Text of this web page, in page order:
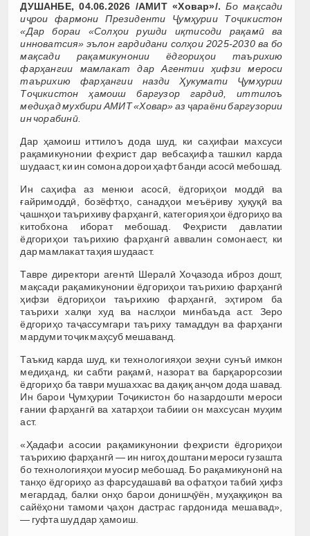
ДУШАНБЕ, 04.06.2026 /АМИТ «Ховар»/. Бо мақсади
иҷрои фармони Президенти Ҷумҳурии Тоҷикистон
«Дар бораи «Солҳои рушди иқтисоди рақамӣ ва
инноватсия» эълон гардидани солҳои 2025-2030 ва бо
мақсади рақамикунонии ёдгориҳои таърихию
фарҳангии мамлакат дар Агентии ҳифзи мероси
таърихию фарҳангии назди Ҳукумати Ҷумҳурии
Тоҷикистон ҳамоиш баргузор гардид, иттилоъ
медиҳад мухбири АМИТ «Ховар» аз ҷараёни баргузории
ин чорабинӣ.
Дар ҳамоиш иттилоъ дода шуд, ки саҳифаи махсуси
рақамикунонии феҳрист дар вебсаҳифа ташкил карда
шудааст, ки ин сомона дорои ҳафт банди асосӣ мебошад.
Ин саҳифа аз менюи асосӣ, ёдгориҳои моддӣ ва
ғайримоддӣ, бозёфтҳо, санадҳои меъёриву ҳуқуқӣ ва
ҷашнҳои таърихиву фарҳангӣ, категорияҳои ёдгориҳо ва
китобхона иборат мебошад. Феҳристи давлатии
ёдгориҳои таърихию фарҳангӣ аввалин сомонаест, ки
дар мамлакат таҳия шудааст.
Тавре директори агентӣ Шералӣ Хоҷазода иброз дошт,
мақсади рақамикунонии ёдгориҳои таърихию фарҳангӣ
ҳифзи ёдгориҳои таърихию фарҳангӣ, эҳтиром ба
таърихи халқи худ ва наслҳои минбаъда аст. Зеро
ёдгориҳо таҷассумгари таъриху тамаддун ва фарҳанги
мардуми тоҷик маҳсуб мешаванд.
Таъкид карда шуд, ки технологияҳои зеҳни сунъӣ имкон
медиҳанд, ки сабти рақамӣ, назорат ва барқарорсозии
ёдгориҳо ба таври мушаххас ва дақиқ анҷом дода шавад.
Ин барои Ҷумҳурии Тоҷикистон бо назардошти мероси
ғании фарҳангӣ ва хатарҳои табиии он махсусан муҳим
аст.
«Ҳадафи асосии рақамикунонии феҳристи ёдгориҳои
таърихию фарҳангӣ — ин нигоҳ доштани мероси гузашта
бо технологияҳои муосир мебошад. Бо рақамикунонӣ на
танҳо ёдгориҳо аз фарсудашавӣ ва офатҳои табиӣ ҳифз
мегардад, балки онҳо барои донишҷӯён, муҳаққиқон ва
сайёҳони тамоми ҷаҳон дастрас гардонида мешавад»,
— гуфта шуд дар ҳамоиш.